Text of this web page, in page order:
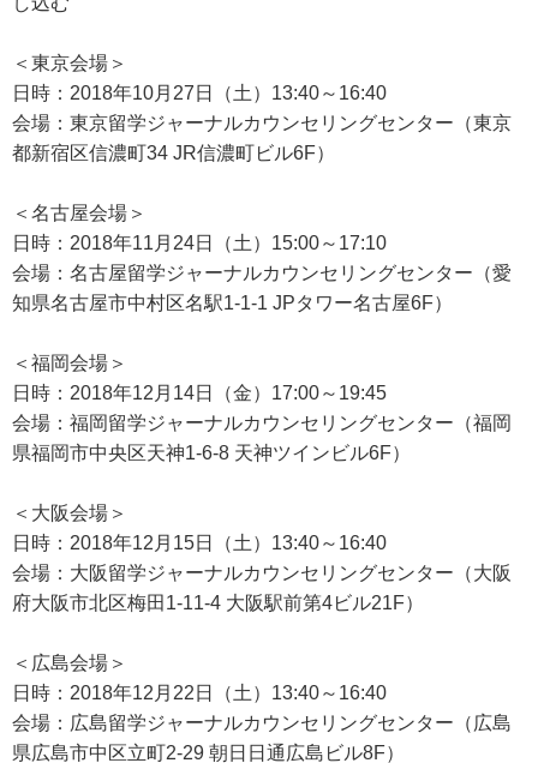
＜東京会場＞
日時：2018年10月27日（土）13:40～16:40
会場：東京留学ジャーナルカウンセリングセンター（東京
都新宿区信濃町34 JR信濃町ビル6F）
＜名古屋会場＞
日時：2018年11月24日（土）15:00～17:10
会場：名古屋留学ジャーナルカウンセリングセンター（愛
知県名古屋市中村区名駅1-1-1 JPタワー名古屋6F）
＜福岡会場＞
日時：2018年12月14日（金）17:00～19:45
会場：福岡留学ジャーナルカウンセリングセンター（福岡
県福岡市中央区天神1-6-8 天神ツインビル6F）
＜大阪会場＞
日時：2018年12月15日（土）13:40～16:40
会場：大阪留学ジャーナルカウンセリングセンター（大阪
府大阪市北区梅田1-11-4 大阪駅前第4ビル21F）
＜広島会場＞
日時：2018年12月22日（土）13:40～16:40
会場：広島留学ジャーナルカウンセリングセンター（広島
県広島市中区立町2-29 朝日日通広島ビル8F）